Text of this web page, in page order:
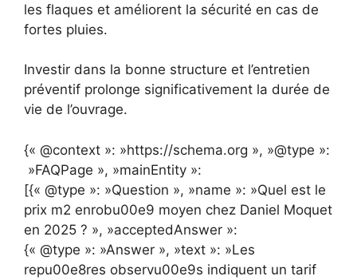
les flaques et améliorent la sécurité en cas de
fortes pluies.
Investir dans la bonne structure et l’entretien
préventif prolonge significativement la durée de
vie de l’ouvrage.
{« @context »: »https://schema.org », »@type »:
»FAQPage », »mainEntity »:
[{« @type »: »Question », »name »: »Quel est le
prix m2 enrobu00e9 moyen chez Daniel Moquet
en 2025 ? », »acceptedAnswer »:
{« @type »: »Answer », »text »: »Les
repu00e8res observu00e9s indiquent un tarif